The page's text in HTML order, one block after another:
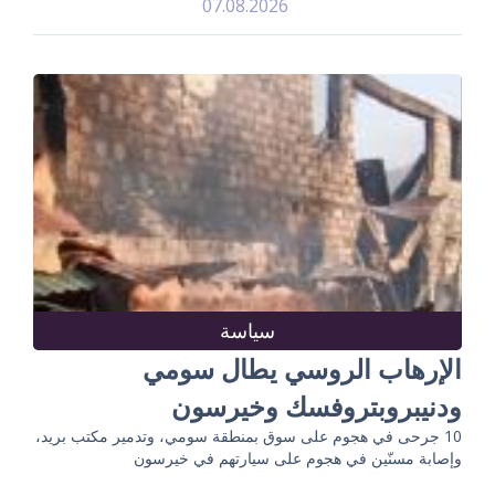
07.08.2026
سياسة
الإرهاب الروسي يطال سومي
ودنيبروبتروفسك وخيرسون
10 جرحى في هجوم على سوق بمنطقة سومي، وتدمير مكتب بريد،
وإصابة مسنّين في هجوم على سيارتهم في خيرسون